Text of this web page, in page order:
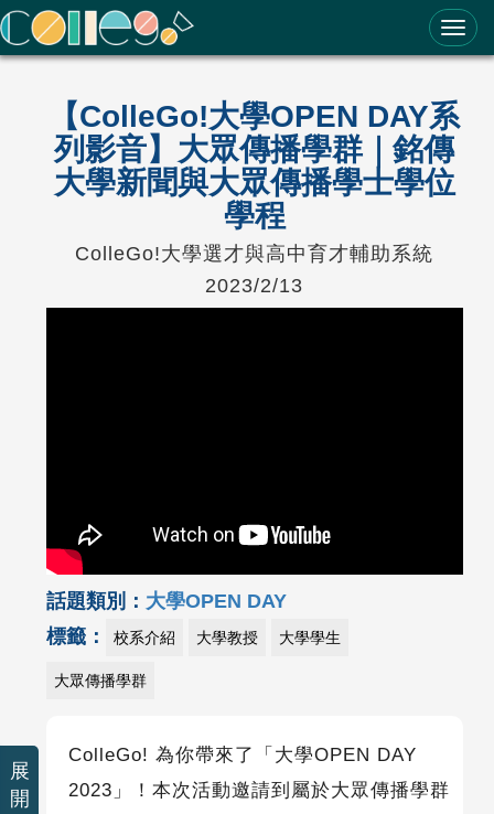
ColleGo! 大學選才與高中育才輔助系統
【ColleGo!大學OPEN DAY系
列影音】大眾傳播學群｜銘傳
大學新聞與大眾傳播學士學位
學程
ColleGo!大學選才與高中育才輔助系統
2023/2/13
話題類別： 大學OPEN DAY
標籤：
校系介紹 大學教授 大學學生
大眾傳播學群
ColleGo! 為你帶來了「大學OPEN DAY
2023」！本次活動邀請到屬於大眾傳播學群
展
開